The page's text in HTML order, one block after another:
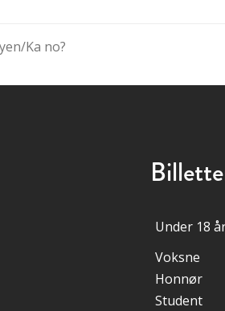
Ka no?
Under 18
Voksne
Honnør
Student